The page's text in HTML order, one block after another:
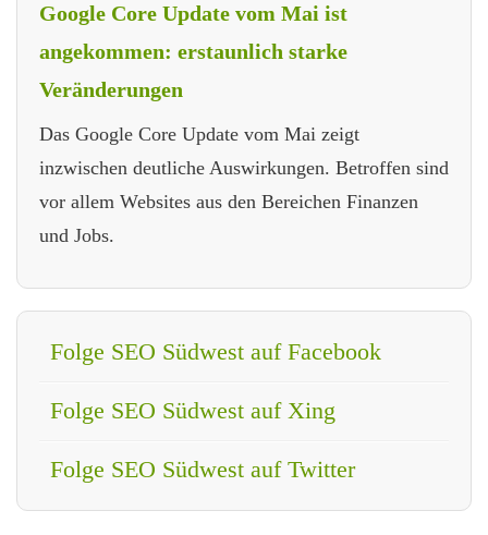
Google Core Update vom Mai ist
angekommen: erstaunlich starke
Veränderungen
Das Google Core Update vom Mai zeigt
inzwischen deutliche Auswirkungen. Betroffen sind
vor allem Websites aus den Bereichen Finanzen
und Jobs.
Folge SEO Südwest auf Facebook
Folge SEO Südwest auf Xing
Folge SEO Südwest auf Twitter